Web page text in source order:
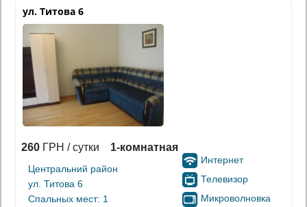
ул. Титова 6
260 ГРН / сутки 1-комнатная
Центральний район
ул. Титова 6
Спальных мест: 1
Интернет
Телевизор
Микроволновка